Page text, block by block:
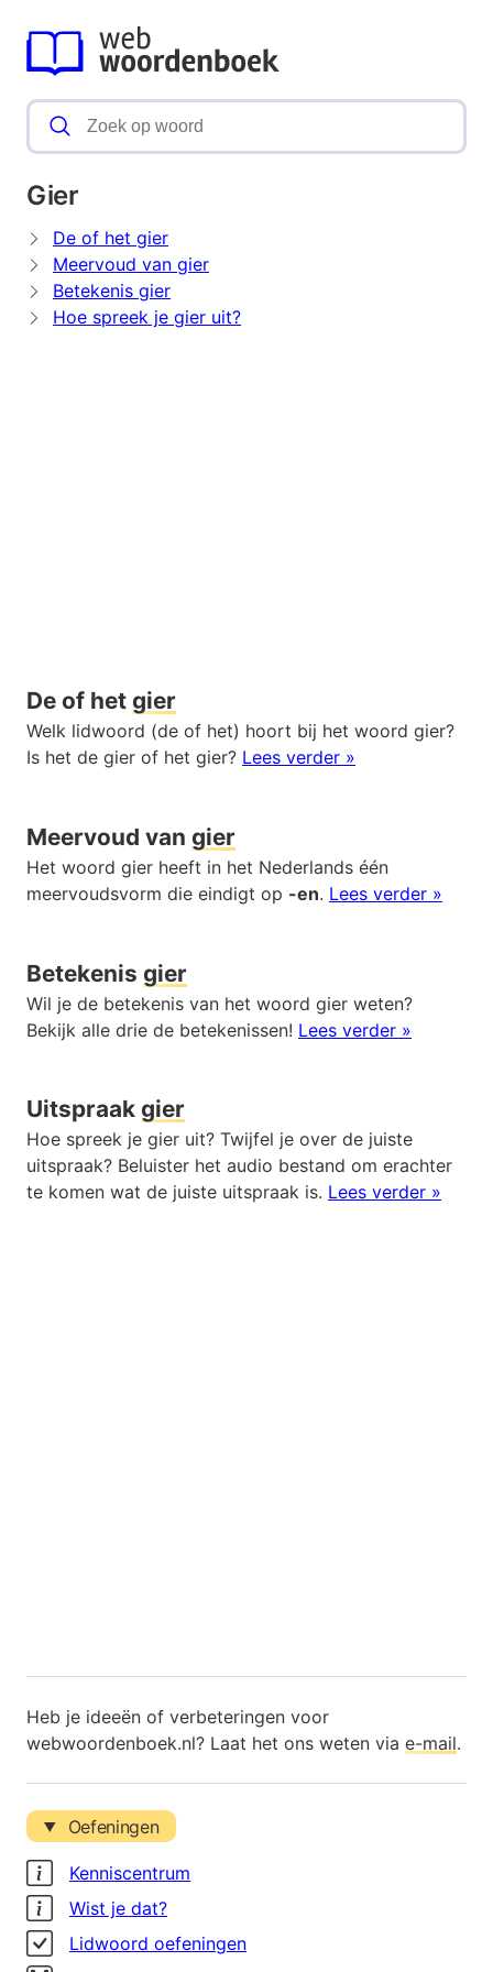
Gier
De of het gier
Meervoud van gier
Betekenis gier
Hoe spreek je gier uit?
De of het gier
Welk lidwoord (de of het) hoort bij het woord gier?
Is het de gier of het gier? Lees verder »
Meervoud van gier
Het woord gier heeft in het Nederlands één
meervoudsvorm die eindigt op -en. Lees verder »
Betekenis gier
Wil je de betekenis van het woord gier weten?
Bekijk alle drie de betekenissen! Lees verder »
Uitspraak gier
Hoe spreek je gier uit? Twijfel je over de juiste
uitspraak? Beluister het audio bestand om erachter
te komen wat de juiste uitspraak is. Lees verder »
Heb je ideeën of verbeteringen voor
webwoordenboek.nl? Laat het ons weten via e-mail.
Oefeningen
Kenniscentrum
Wist je dat?
Lidwoord oefeningen